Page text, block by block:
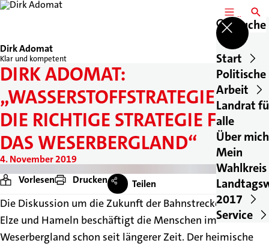
Dirk Adomat
Klar und kompetent
MENÜSuche
Start
Politische
Arbeit
Landrat
alle
Über mich
Mein
Wahlkreis
2017
Service
DIRK ADOMAT:
„WASSERSTOFFSTRATEGIE IST
DIE RICHTIGE STRATEGIE FÜR
DAS WESERBERGLAND“
4. November 2019
Vorlesen
Drucken Teilen
Die Diskussion um die Zukunft der Bahnstrecke zwischen
Elze und Hameln beschäftigt die Menschen im
Weserbergland schon seit längerer Zeit. Der heimische